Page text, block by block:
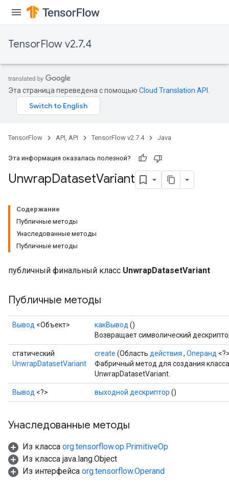
TensorFlow v2.7.4
Эта страница переведена с помощью Cloud Translation API
TensorFlow API, API TensorFlow v2.7.4 Java
Эта информация оказалась полезной?
UnwrapDatasetVariant
Содержание
Публичные методы
Унаследованные методы
Публичные методы
публичный финальный класс UnwrapDatasetVariant
Публичные методы
Вывод <Объект> какВывод ()
Возвращает символический
статический
UnwrapDatasetVariant
create (Область действия , Операнд
Фабричный метод для создания
UnwrapDatasetVariant.
Вывод <?> выходной дескриптор ()
Унаследованные методы
Из класса org.tensorflow.op.PrimitiveOp
Из класса java.lang.Object
Из интерфейса org.tensorflow.Operand